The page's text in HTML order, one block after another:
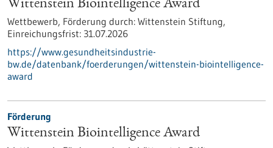
Wittenstein Biointelligence Award
Wettbewerb, Förderung durch: Wittenstein Stiftung,
Einreichungsfrist: 31.07.2026
https://www.gesundheitsindustrie-
bw.de/datenbank/foerderungen/wittenstein-biointelligence-
award
Förderung
Wittenstein Biointelligence Award